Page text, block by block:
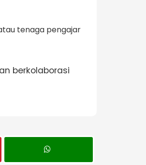
tenaga pengajar
berkolaborasi